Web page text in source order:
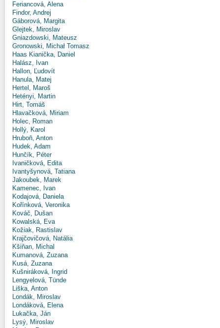
Feriancová, Alena
Findor, Andrej
Gáborová, Margita
Glejtek, Miroslav
Gniazdowski, Mateusz
Gronowski, Michał Tomasz
Haas Kianička, Daniel
Halász, Ivan
Hallon, Ľudovít
Hanula, Matej
Hertel, Maroš
Hetényi, Martin
Hirt, Tomáš
Hlavačková, Miriam
Holec, Roman
Hollý, Karol
Hruboň, Anton
Hudek, Adam
Hunčík, Péter
Ivaničková, Edita
Ivantyšynová, Tatiana
Jakoubek, Marek
Kamenec, Ivan
Kodajová, Daniela
Kořínková, Veronika
Kováč, Dušan
Kowalská, Eva
Kožiak, Rastislav
Krajčovičová, Natália
Kšiňan, Michal
Kumanová, Zuzana
Kusá, Zuzana
Kušniráková, Ingrid
Lengyelová, Tünde
Liška, Anton
Londák, Miroslav
Londáková, Elena
Lukačka, Ján
Lysý, Miroslav